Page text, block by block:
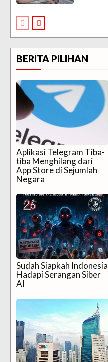
BERITA PILIHAN
Aplikasi Telegram Tiba-
tiba Menghilang dari
App Store di Sejumlah
Negara
Sudah Siapkah Indonesia
Hadapi Serangan Siber
AI